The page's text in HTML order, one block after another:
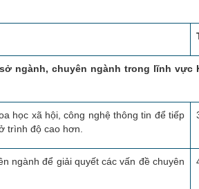
ngành, chuyên ngành trong lĩnh vực
học xã hội, công nghệ thông tin để tiếp
trình độ cao hơn.
ngành để giải quyết các vấn đề chuyên